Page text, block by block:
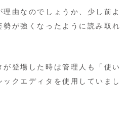
由なのでしょうか、少し前よ
勢が強くなったように読み取れ
登場した時は管理人も「使い
クエディタを使用していまし